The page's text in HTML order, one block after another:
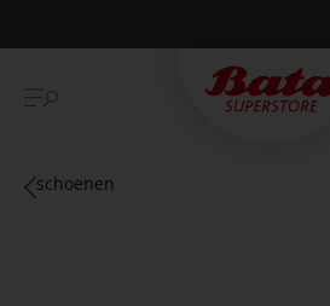
Betaal achteraf met Klarna
schoenen